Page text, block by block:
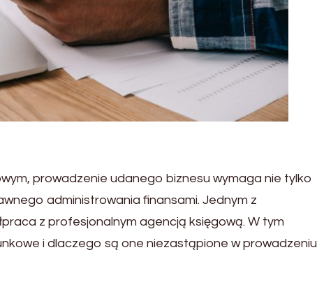
prowadzenie udanego biznesu wymaga nie tylko
administrowania finansami. Jednym z
z profesjonalnym agencją księgową. W tym
i dlaczego są one niezastąpione w prowadzeniu